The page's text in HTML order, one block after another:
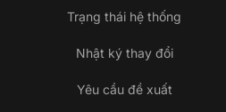
Trạng thái hệ thống
Nhật ký thay đổi
Yêu cầu đề xuất